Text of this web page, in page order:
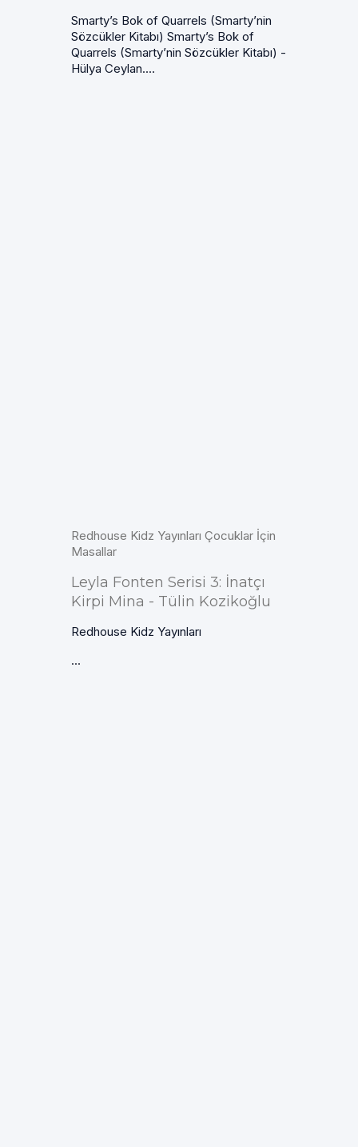
Smarty’s Bok of Quarrels (Smarty’nin
Sözcükler Kitabı) Smarty’s Bok of
Quarrels (Smarty’nin Sözcükler Kitabı) -
Hülya Ceylan....
Redhouse Kidz Yayınları Çocuklar İçin
Masallar
Leyla Fonten Serisi 3: İnatçı
Kirpi Mina - Tülin Kozikoğlu
Redhouse Kidz Yayınları
...